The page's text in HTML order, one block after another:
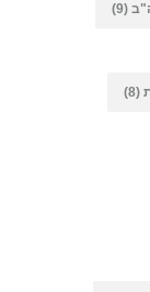
(9)
(8)